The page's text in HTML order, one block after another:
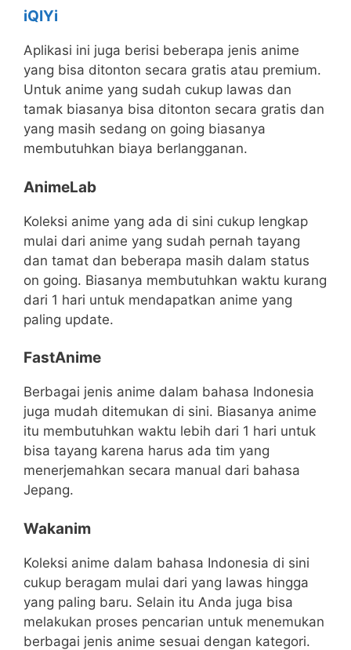
iQIYi
Aplikasi ini juga berisi beberapa jenis anime
yang bisa ditonton secara gratis atau premium.
Untuk anime yang sudah cukup lawas dan
tamak biasanya bisa ditonton secara gratis dan
yang masih sedang on going biasanya
membutuhkan biaya berlangganan.
AnimeLab
Koleksi anime yang ada di sini cukup lengkap
mulai dari anime yang sudah pernah tayang
dan tamat dan beberapa masih dalam status
on going. Biasanya membutuhkan waktu kurang
dari 1 hari untuk mendapatkan anime yang
paling update.
FastAnime
Berbagai jenis anime dalam bahasa Indonesia
juga mudah ditemukan di sini. Biasanya anime
itu membutuhkan waktu lebih dari 1 hari untuk
bisa tayang karena harus ada tim yang
menerjemahkan secara manual dari bahasa
Jepang.
Wakanim
Koleksi anime dalam bahasa Indonesia di sini
cukup beragam mulai dari yang lawas hingga
yang paling baru. Selain itu Anda juga bisa
melakukan proses pencarian untuk menemukan
berbagai jenis anime sesuai dengan kategori.